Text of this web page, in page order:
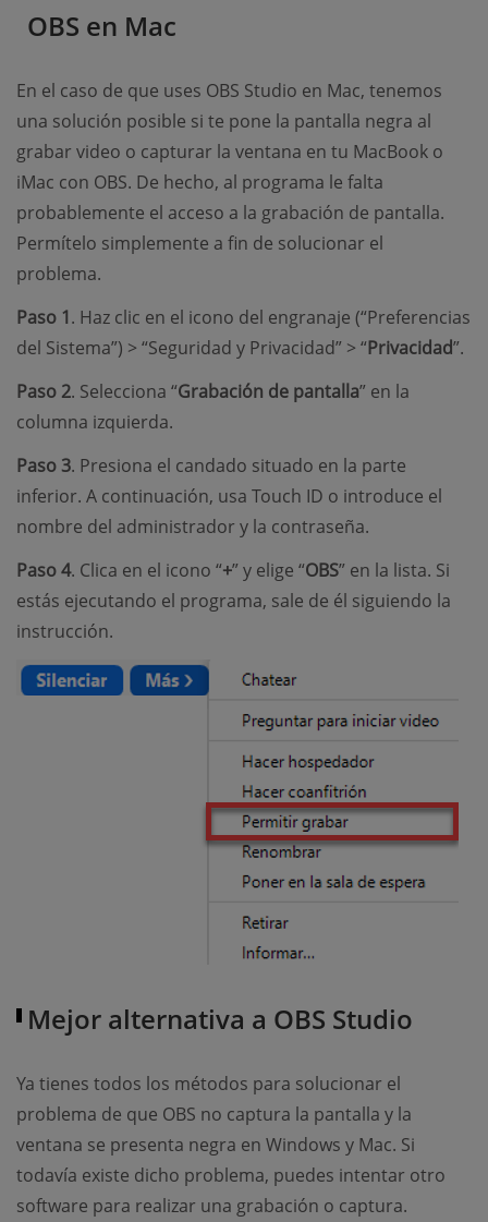
OBS en Mac
En el caso de que uses OBS Studio en Mac, tenemos
una solución posible si te pone la pantalla negra al
grabar video o capturar la ventana en tu MacBook o
iMac con OBS. De hecho, al programa le falta
probablemente el acceso a la grabación de pantalla.
Permítelo simplemente a fin de solucionar el
problema.
Paso 1. Haz clic en el icono del engranaje (“Preferencias
del Sistema”) > “Seguridad y Privacidad” > “Privacidad”.
Paso 2. Selecciona “Grabación de pantalla” en la
columna izquierda.
Paso 3. Presiona el candado situado en la parte
inferior. A continuación, usa Touch ID o introduce el
nombre del administrador y la contraseña.
Paso 4. Clica en el icono “+” y elige “OBS” en la lista. Si
estás ejecutando el programa, sale de él siguiendo la
instrucción.
Mejor alternativa a OBS Studio
Ya tienes todos los métodos para solucionar el
problema de que OBS no captura la pantalla y la
ventana se presenta negra en Windows y Mac. Si
todavía existe dicho problema, puedes intentar otro
software para realizar una grabación o captura.